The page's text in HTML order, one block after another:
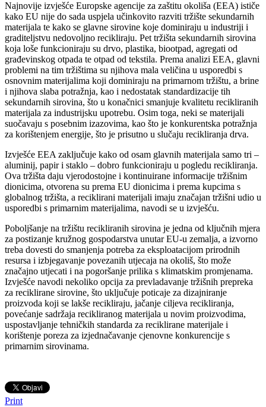
Najnovije izvješće Europske agencije za zaštitu okoliša (EEA) ističe
kako EU nije do sada uspjela učinkovito razviti tržište sekundarnih
materijala te kako se glavne sirovine koje dominiraju u industriji i
graditeljstvu nedovoljno recikliraju. Pet tržišta sekundarnih sirovina
koja loše funkcioniraju su drvo, plastika, biootpad, agregati od
građevinskog otpada te otpad od tekstila. Prema analizi EEA, glavni
problemi na tim tržištima su njihova mala veličina u usporedbi s
osnovnim materijalima koji dominiraju na primarnom tržištu, a brine
i njihova slaba potražnja, kao i nedostatak standardizacije tih
sekundarnih sirovina, što u konačnici smanjuje kvalitetu recikliranih
materijala za industrijsku upotrebu. Osim toga, neki se materijali
suočavaju s posebnim izazovima, kao što je konkurentska potražnja
za korištenjem energije, što je prisutno u slučaju recikliranja drva.
Izvješće EEA zaključuje kako od osam glavnih materijala samo tri –
aluminij, papir i staklo – dobro funkcioniraju u pogledu recikliranja.
Ova tržišta daju vjerodostojne i kontinuirane informacije tržišnim
dionicima, otvorena su prema EU dionicima i prema kupcima s
globalnog tržišta, a reciklirani materijali imaju značajan tržišni udio u
usporedbi s primarnim materijalima, navodi se u izvješću.
Poboljšanje na tržištu recikliranih sirovina je jedna od ključnih mjera
za postizanje kružnog gospodarstva unutar EU-u zemalja, a izvorno
treba dovesti do smanjenja potreba za eksploatacijom prirodnih
resursa i izbjegavanje povezanih utjecaja na okoliš, što može
značajno utjecati i na pogoršanje prilika s klimatskim promjenama.
Izvješće navodi nekoliko opcija za prevladavanje tržišnih prepreka
za reciklirane sirovine, što uključuje poticaje za dizajniranje
proizvoda koji se lakše recikliraju, jačanje ciljeva recikliranja,
povećanje sadržaja recikliranog materijala u novim proizvodima,
uspostavljanje tehničkih standarda za reciklirane materijale i
korištenje poreza za izjednačavanje cjenovne konkurencije s
primarnim sirovinama.
Print